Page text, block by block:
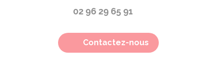
02 96 29 65 91
Contactez-nous